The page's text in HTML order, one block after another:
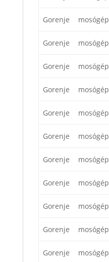
Gorenje mosógép
Gorenje mosógép
Gorenje mosógép
Gorenje mosógép
Gorenje mosógép
Gorenje mosógép
Gorenje mosógép
Gorenje mosógép
Gorenje mosógép
Gorenje mosógép
Gorenje mosógép